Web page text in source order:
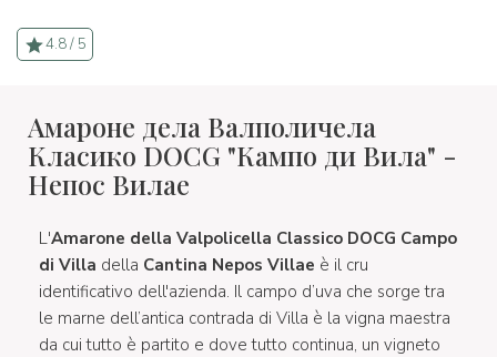
4.8 / 5
Амароне дела Валполичела
Класико DOCG "Кампо ди Вила" -
Непос Вилае
L'Amarone della Valpolicella Classico DOCG Campo
di Villa della Cantina Nepos Villae è il cru
identificativo dell'azienda. Il campo d’uva che sorge tra
le marne dell’antica contrada di Villa è la vigna maestra
da cui tutto è partito e dove tutto continua, un vigneto